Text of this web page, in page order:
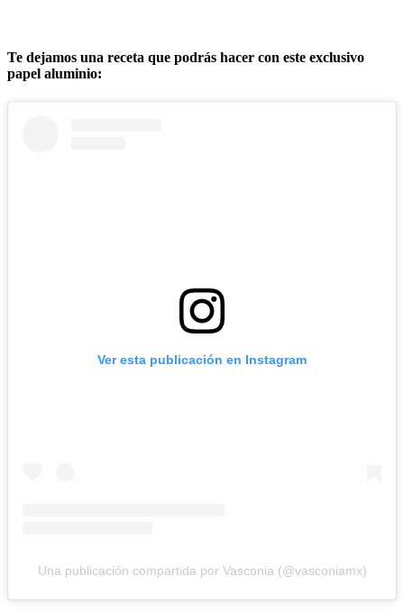
Te dejamos una receta que podrás hacer con este exclusivo
papel aluminio:
Ver esta publicación en Instagram
Una publicación compartida por Vasconia (@vasconiamx)